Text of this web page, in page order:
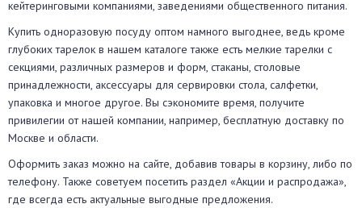
кейтеринговыми компаниями, заведениями общественного питания.
Купить одноразовую посуду оптом намного выгоднее, ведь кроме
глубоких тарелок в нашем каталоге также есть мелкие тарелки с
секциями, различных размеров и форм, стаканы, столовые
принадлежности, аксессуары для сервировки стола, салфетки,
упаковка и многое другое. Вы сэкономите время, получите
привилегии от нашей компании, например, бесплатную доставку по
Москве и области.
Оформить заказ можно на сайте, добавив товары в корзину, либо по
телефону. Также советуем посетить раздел «Акции и распродажа»,
где всегда есть актуальные выгодные предложения.